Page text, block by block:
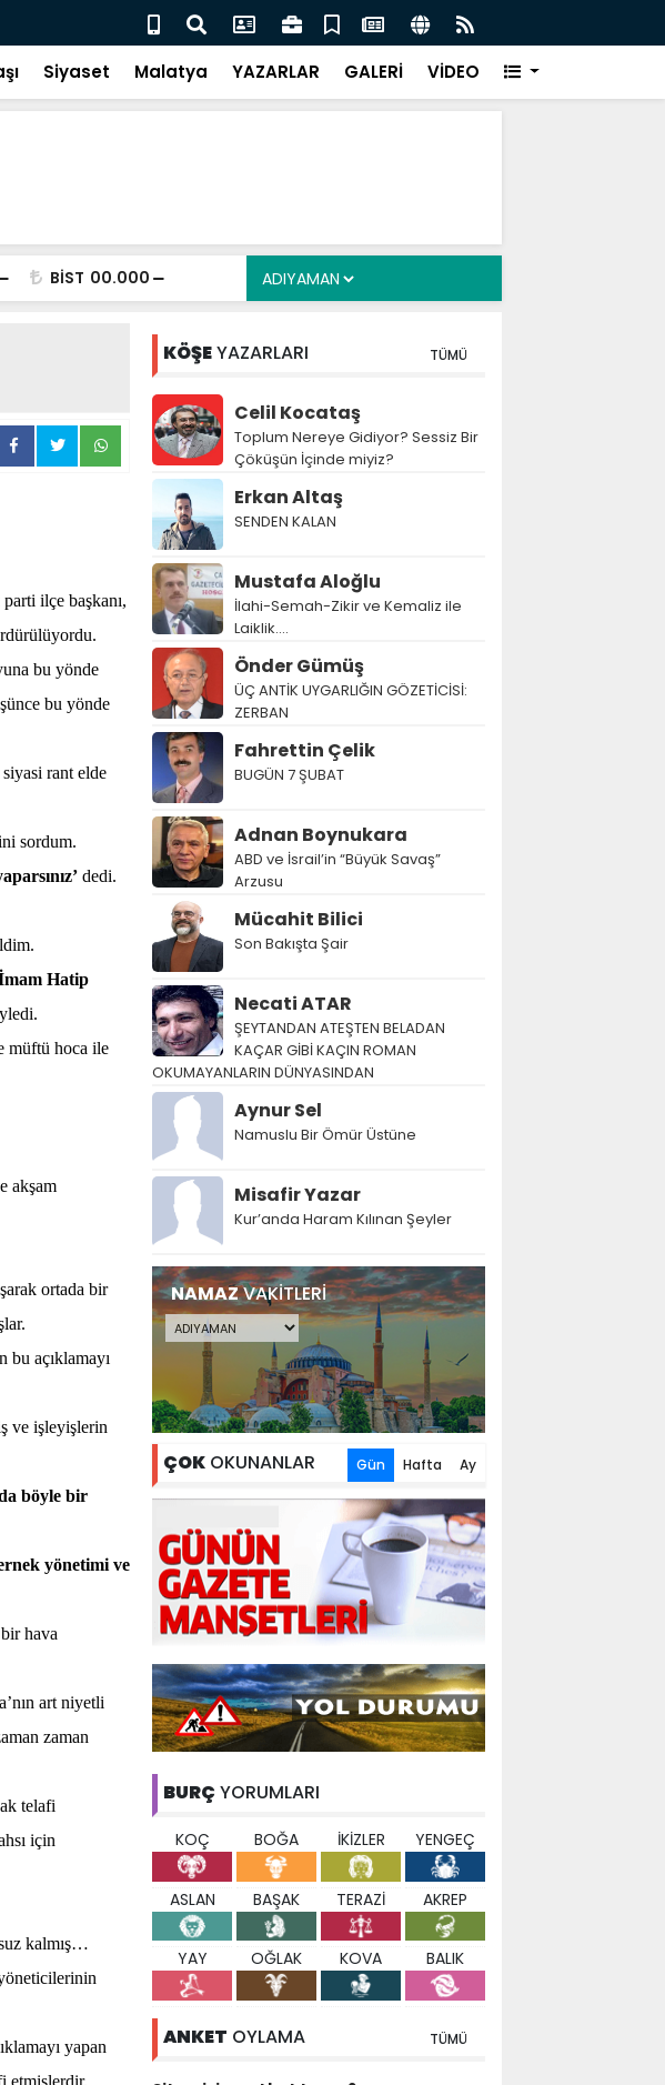
Milletvekili Alkayış, Cibuti’de diplomatik temaslarda bulundu
Siyaset Malatya YAZARLAR GALERİ VİDEO
BİST 00.000
ilçe başkanı,
bu yönde
bu yönde
rant elde
sordum.
dedi.
Hatip
müftü hoca ile
akşam
ortada bir
bu açıklamayı
ve işleyişlerin
böyle bir
yönetimi ve
hava
art niyetli
zaman
telafi
için
kalmış…
yapan
etmişlerdir.
KÖŞEYAZARLARI TÜMÜ
Celil Kocataş
Toplum Nereye Gidiyor? Sessiz Bir
Çöküşün İçinde miyiz?
Erkan Altaş
SENDEN KALAN
Mustafa Aloğlu
İlahi-Semah-Zikir ve Kemaliz ile
Laiklik….
Önder Gümüş
ÜÇ ANTİK UYGARLIĞIN GÖZETİCİSİ:
ZERBAN
Fahrettin Çelik
BUGÜN 7 ŞUBAT
Adnan Boynukara
ABD ve İsrail’in “Büyük Savaş”
Arzusu
Mücahit Bilici
Son Bakışta Şair
Necati ATAR
ŞEYTANDAN ATEŞTEN BELADAN
KAÇAR GİBİ KAÇIN ROMAN
OKUMAYANLARIN DÜNYASINDAN
Aynur Sel
Namuslu Bir Ömür Üstüne
Misafir Yazar
Kur’anda Haram Kılınan Şeyler
NAMAZVAKİTLERİ
ÇOK OKUNANLAR Gün Hafta Ay
BURÇ YORUMLARI
KOÇ BOĞA İKİZLER YENGEÇ
ASLAN BAŞAK TERAZİ AKREP
YAY OĞLAK KOVA BALIK
ANKET OYLAMA TÜMÜ